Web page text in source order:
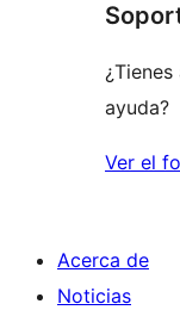
ayuda?
Ver el
Acerca de
Noticias